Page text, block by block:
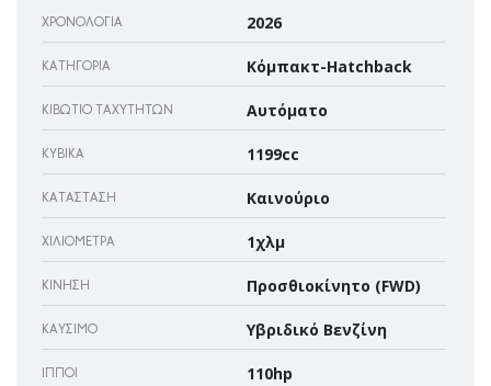
ΧΡΟΝΟΛΟΓΊΑ 2026
ΚΑΤΗΓΟΡΊΑ Κόμπακτ-Hatchback
ΚΙΒΏΤΙΟ ΤΑΧΥΤΉΤΩΝ Αυτόματο
ΚΥΒΙΚΆ 1199cc
ΚΑΤΆΣΤΑΣΗ Καινούριο
ΧΙΛΙΌΜΕΤΡΑ 1χλμ
ΚΊΝΗΣΗ Προσθιοκίνητο (FWD)
ΚΑΎΣΙΜΟ Υβριδικό Βενζίνη
ΊΠΠΟΙ 110hp